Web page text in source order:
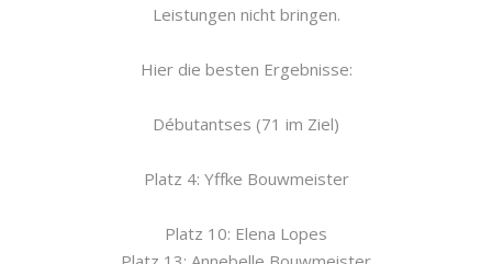
Leistungen nicht bringen.
Hier die besten Ergebnisse:
Débutantses (71 im Ziel)
Platz 4: Yffke Bouwmeister
Platz 10: Elena Lopes